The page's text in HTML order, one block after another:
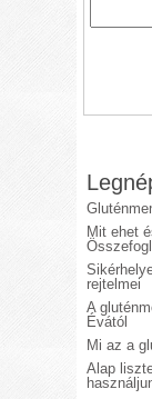
Mit ehet
rejtelmei
A
Évától
Mi az a
Alap